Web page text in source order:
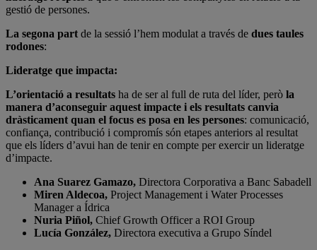
gestió de persones.
La segona part de la sessió l’hem modulat a través de dues taules
rodones:
Lideratge que impacta:
L’orientació a resultats ha de ser al full de ruta del líder, però la
manera d’aconseguir aquest impacte i els resultats canvia
dràsticament quan el focus es posa en les persones: comunicació,
confiança, contribució i compromís són etapes anteriors al resultat
que els líders d’avui han de tenir en compte per exercir un lideratge
d’impacte.
Ana Suarez Gamazo, Directora Corporativa a Banc Sabadell
Miren Aldecoa, Project Management i Water Processes
Manager a Ídrica
Nuria Piñol, Chief Growth Officer a ROI Group
Lucía González, Directora executiva a Grupo Síndel